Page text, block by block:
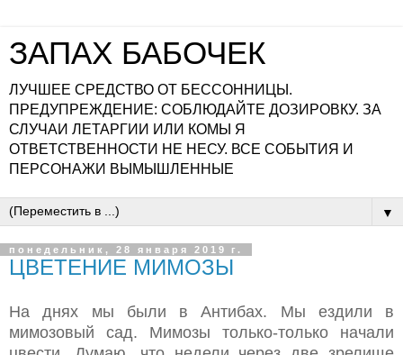
ЗАПАХ БАБОЧЕК
ЛУЧШЕЕ СРЕДСТВО ОТ БЕССОННИЦЫ.
ПРЕДУПРЕЖДЕНИЕ: СОБЛЮДАЙТЕ ДОЗИРОВКУ. ЗА
СЛУЧАИ ЛЕТАРГИИ ИЛИ КОМЫ Я
ОТВЕТСТВЕННОСТИ НЕ НЕСУ. ВСЕ СОБЫТИЯ И
ПЕРСОНАЖИ ВЫМЫШЛЕННЫЕ
▼
понедельник, 28 января 2019 г.
ЦВЕТЕНИЕ МИМОЗЫ
На днях мы были в Антибах. Мы ездили в
мимозовый сад. Мимозы только-только начали